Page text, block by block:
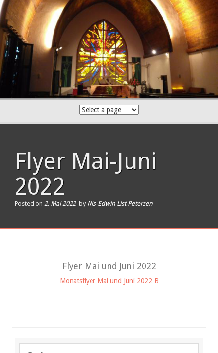
Skip
to
content
Flyer Mai-Juni
2022
Posted on 2. Mai 2022 by Nis-Edwin List-Petersen
Flyer Mai und Juni 2022
Monatsflyer Mai und Juni 2022 B